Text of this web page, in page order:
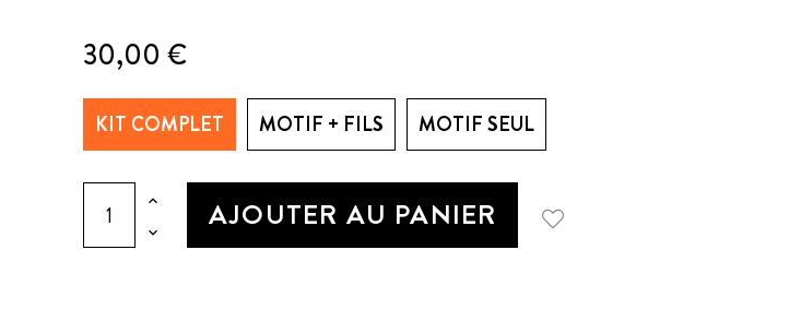
30,00 €
KIT COMPLET MOTIF + FILS MOTIF SEUL
AJOUTER AU PANIER